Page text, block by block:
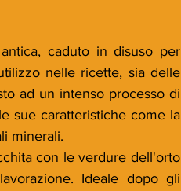
caduto in disuso per
nelle ricette, sia delle
ad un intenso processo di
sue caratteristiche come la
minerali.
con le verdure dell'orto
Ideale dopo gli